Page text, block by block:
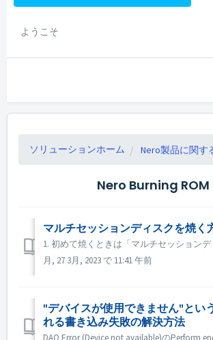
ようこそ
ソリューションホーム Nero製品に関す
Nero Burning ROM
マルチセッションディスクを焼く
月, 27 3月, 2023 で 11:41 午前
"デバイスが使用できません"とい
れる書き込み失敗の解決方法